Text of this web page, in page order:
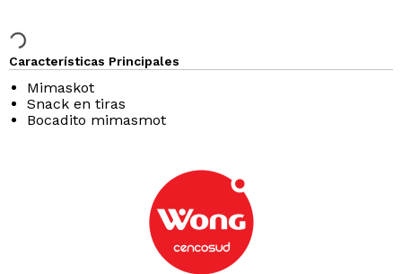
Características Principales
Mimaskot
Snack en tiras
Bocadito mimasmot